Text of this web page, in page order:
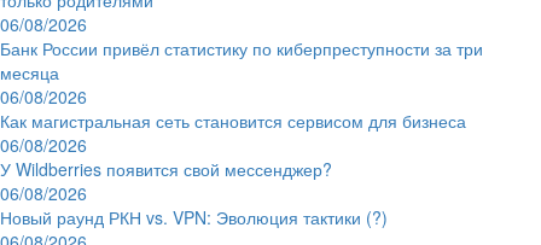
06/08/2026
Банк России привёл статистику по киберпреступности за три
месяца
06/08/2026
Как магистральная сеть становится сервисом для бизнеса
06/08/2026
У Wildberries появится свой мессенджер?
06/08/2026
Новый раунд РКН vs. VPN: Эволюция тактики (?)